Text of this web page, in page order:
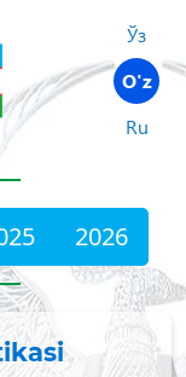
Ўз
O'z
Ru
2026